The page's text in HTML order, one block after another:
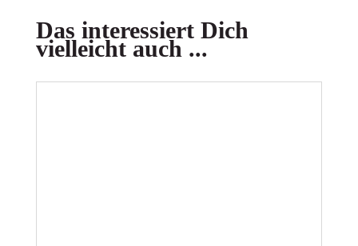
Das interessiert Dich
vielleicht auch ...